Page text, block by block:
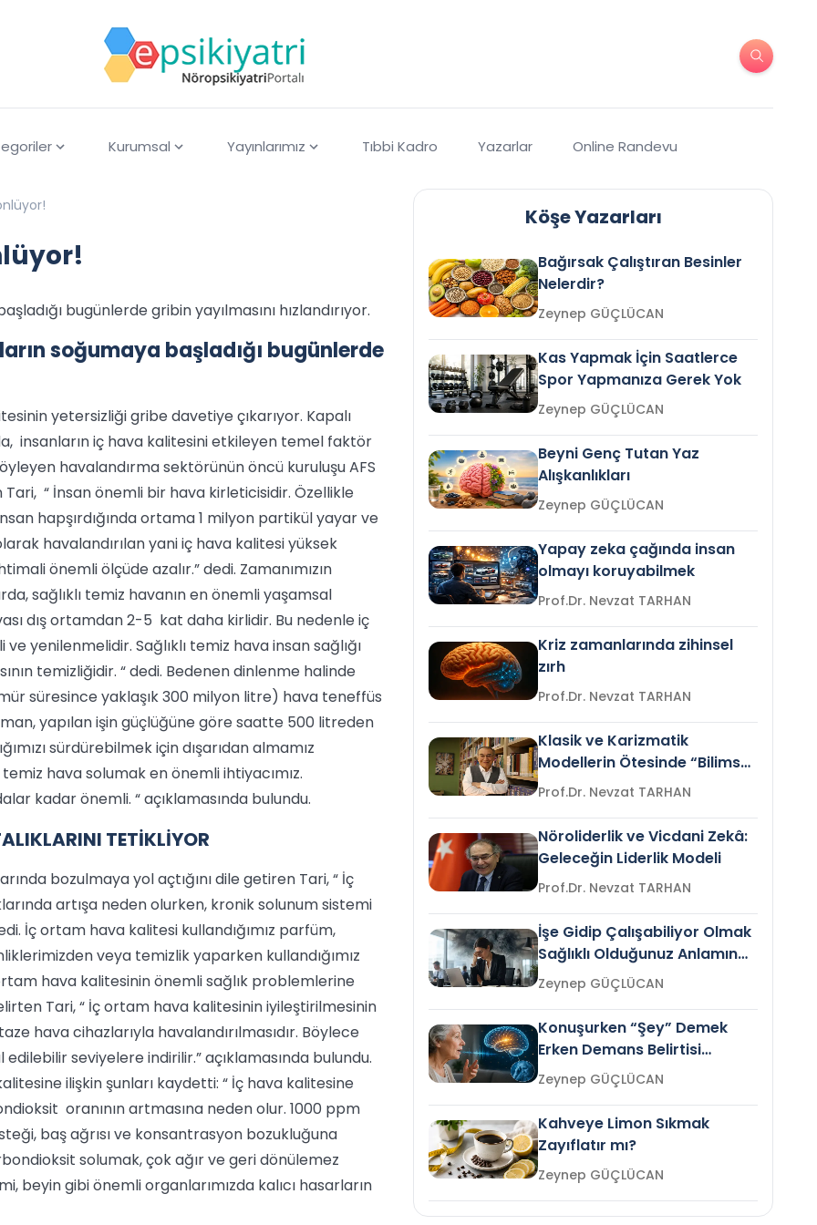
Kurumsal Yayınlarımız Tıbbi Kadro Yazarlar Online Randevu
bugünlerde gribin yayılmasını hızlandırıyor.
soğumaya başladığı bugünlerde
yetersizliği gribe davetiye çıkarıyor. Kapalı
insanların iç hava kalitesini etkileyen temel faktör
havalandırma sektörünün öncü kuruluşu AFS
Tari, “ İnsan önemli bir hava kirleticisidir. Özellikle
hapşırdığında ortama 1 milyon partikül yayar ve
havalandırılan yani iç hava kalitesi yüksek
önemli ölçüde azalır.” dedi. Zamanımızın
sağlıklı temiz havanın en önemli yaşamsal
dış ortamdan 2-5 kat daha kirlidir. Bu nedenle iç
yenilenmelidir. Sağlıklı temiz hava insan sağlığı
temizliğidir. “ dedi. Bedenen dinlenme halinde
süresince yaklaşık 300 milyon litre) hava teneffüs
yapılan işin güçlüğüne göre saatte 500 litreden
sürdürebilmek için dışarıdan almamız
hava solumak en önemli ihtiyacımız.
kadar önemli. “ açıklamasında bulundu.
TETİKLİYOR
bozulmaya yol açtığını dile getiren Tari, “ İç
artışa neden olurken, kronik solunum sistemi
İç ortam hava kalitesi kullandığımız parfüm,
veya temizlik yaparken kullandığımız
hava kalitesinin önemli sağlık problemlerine
Tari, “ İç ortam hava kalitesinin iyileştirilmesinin
hava cihazlarıyla havalandırılmasıdır. Böylece
seviyelere indirilir.” açıklamasında bulundu.
ilişkin şunları kaydetti: “ İç hava kalitesine
oranının artmasına neden olur. 1000 ppm
baş ağrısı ve konsantrasyon bozukluğuna
solumak, çok ağır ve geri dönülemez
beyin gibi önemli organlarımızda kalıcı hasarların
Köşe Yazarları
Bağırsak Çalıştıran Besinler
Nelerdir?
Zeynep GÜÇLÜCAN
Kas Yapmak İçin Saatlerce
Spor Yapmanıza Gerek Yok
Zeynep GÜÇLÜCAN
Beyni Genç Tutan Yaz
Alışkanlıkları
Zeynep GÜÇLÜCAN
Yapay zeka çağında insan
olmayı koruyabilmek
Prof.Dr. Nevzat TARHAN
Kriz zamanlarında zihinsel
zırh
Prof.Dr. Nevzat TARHAN
Klasik ve Karizmatik
Modellerin Ötesinde “Bilimsel
Liderlik”
Prof.Dr. Nevzat TARHAN
Nöroliderlik ve Vicdani Zekâ:
Geleceğin Liderlik Modeli
Prof.Dr. Nevzat TARHAN
İşe Gidip Çalışabiliyor Olmak
Sağlıklı Olduğunuz Anlamına
Gelir mi?Zeynep GÜÇLÜCAN
Konuşurken “Şey” Demek
Erken Demans Belirtisi
Olabilir mi?Zeynep GÜÇLÜCAN
Kahveye Limon Sıkmak
Zayıflatır mı?
Zeynep GÜÇLÜCAN